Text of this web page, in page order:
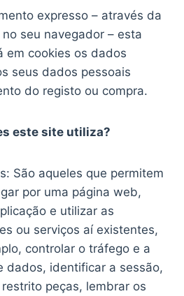
expresso – através da
seu navegador – esta
em cookies os dados
seus dados pessoais
do registo ou compra.
este site utiliza?
São aqueles que permitem
por uma página web,
e utilizar as
ou serviços aí existentes,
controlar o tráfego e a
dados, identificar a sessão,
peças, lembrar os